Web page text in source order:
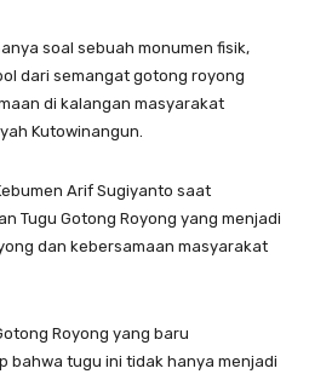
soal sebuah monumen fisik,
dari semangat gotong royong
di kalangan masyarakat
Kutowinangun.
Arif Sugiyanto saat
Tugu Gotong Royong yang menjadi
dan kebersamaan masyarakat
Royong yang baru
bahwa tugu ini tidak hanya menjadi